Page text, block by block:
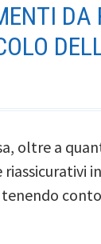
DA
oltre a